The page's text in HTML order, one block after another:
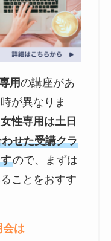
用の講座があ
が異なりま
女性専用は土日
せた受講クラ
ので、まずは
ことをおすす
会は